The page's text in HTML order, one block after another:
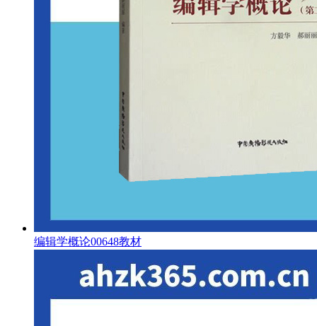
编辑学概论00648教材